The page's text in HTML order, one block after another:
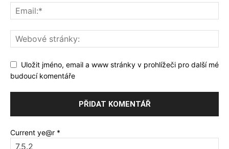
Uložit jméno, email a www stránky v prohlížeči pro další mé
budoucí komentáře
Current ye@r *